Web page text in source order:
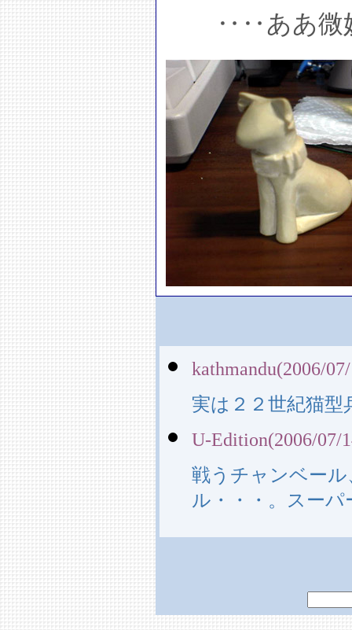
‥‥ああ微
kathmandu(2006/
実は２２世紀猫
U-Edition(2006/07/
戦うチャンベー
ル・・・。スー